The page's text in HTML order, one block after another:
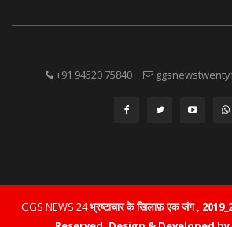
+91 94520 75840
GGS NEWS 24भ्रष्टाचार के खिलाफ़ एक जंग ,